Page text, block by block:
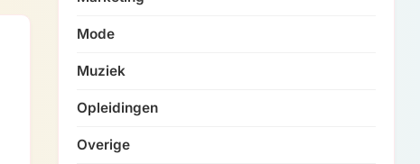
Mode
Muziek
Opleidingen
Overige